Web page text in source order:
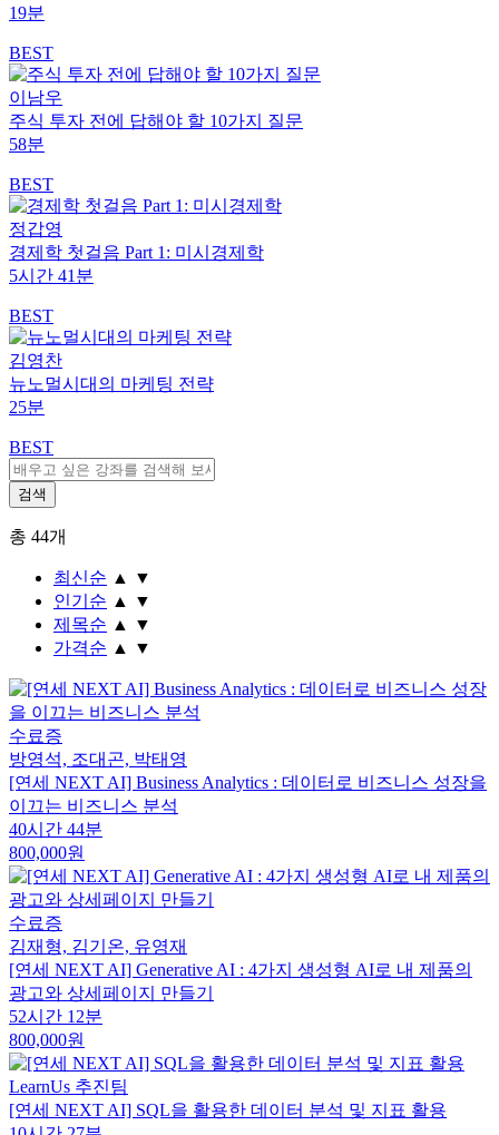
19분
BEST
이남우
주식 투자 전에 답해야 할 10가지 질문
58분
BEST
정갑영
경제학 첫걸음 Part 1: 미시경제학
5시간 41분
BEST
김영찬
뉴노멀시대의 마케팅 전략
25분
BEST
총 44개
최신순 ▲
▼
인기순 ▲
▼
제목순 ▲
▼
가격순 ▲ ▼
수료증
방영석, 조대곤, 박태영
[연세 NEXT AI] Business Analytics : 데이터로 비즈니스 성장을
이끄는 비즈니스 분석
40시간 44분
800,000원
수료증
김재형, 김기온, 유영재
[연세 NEXT AI] Generative AI : 4가지 생성형 AI로 내 제품의
광고와 상세페이지 만들기
52시간 12분
800,000원
LearnUs 추진팀
[연세 NEXT AI] SQL을 활용한 데이터 분석 및 지표 활용